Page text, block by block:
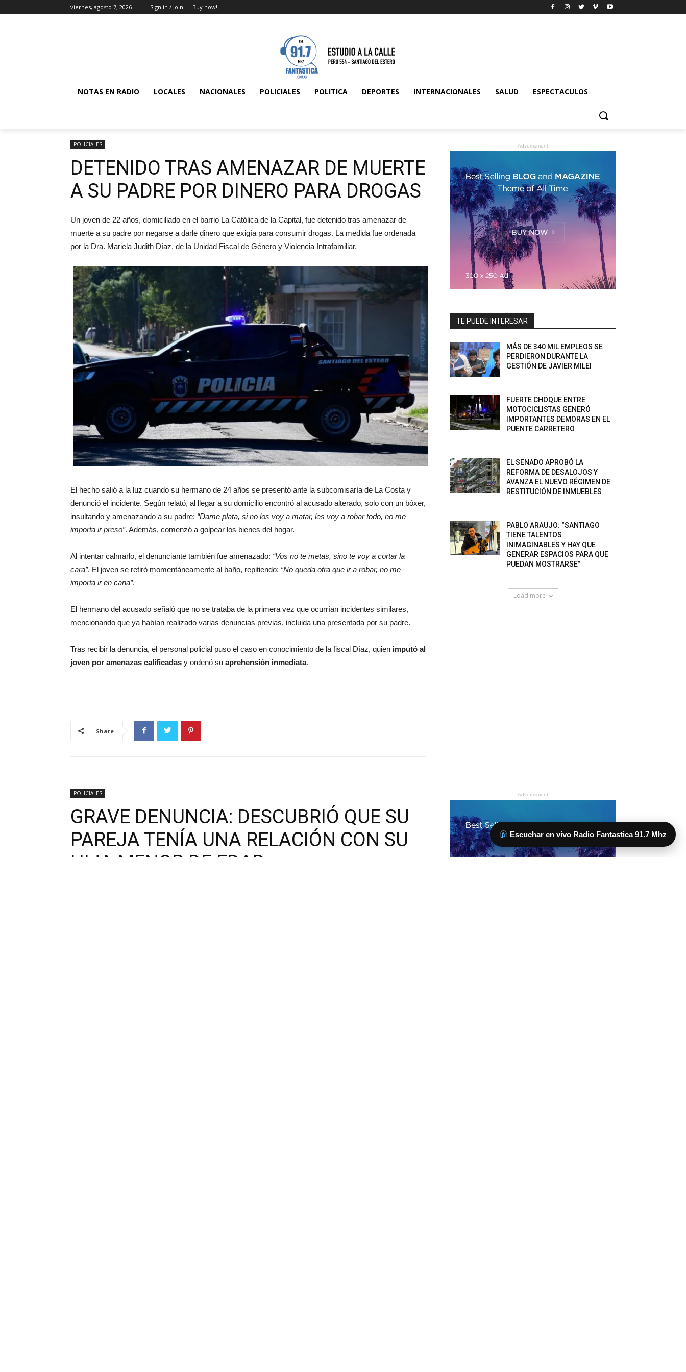
Escuchar en vivo Radio Fantastica 91.7 Mhz
viernes, agosto 7, 2026 Sign in / Join Buy now!
NOTAS EN RADIO LOCALES NACIONALES POLICIALES POLITICA DEPORTES INTERNACIONALES SALUD ESPECTACULOS
POLICIALES
DETENIDO TRAS AMENAZAR DE MUERTE
A SU PADRE POR DINERO PARA DROGAS
Un joven de 22 años, domiciliado en el barrio La Católica de la Capital, fue detenido tras amenazar de
muerte a su padre por negarse a darle dinero que exigía para consumir drogas. La medida fue ordenada
por la Dra. Mariela Judith Díaz, de la Unidad Fiscal de Género y Violencia Intrafamiliar.
El hecho salió a la luz cuando su hermano de 24 años se presentó ante la subcomisaría de La Costa y
denunció el incidente. Según relató, al llegar a su domicilio encontró al acusado alterado, solo con un bóxer,
insultando y amenazando a su padre: “Dame plata, si no los voy a matar, les voy a robar todo, no me
importa ir preso”. Además, comenzó a golpear los bienes del hogar.
Al intentar calmarlo, el denunciante también fue amenazado: “Vos no te metas, sino te voy a cortar la
cara”. El joven se retiró momentáneamente al baño, repitiendo: “No queda otra que ir a robar, no me
importa ir en cana”.
El hermano del acusado señaló que no se trataba de la primera vez que ocurrían incidentes similares,
mencionando que ya habían realizado varias denuncias previas, incluida una presentada por su padre.
Tras recibir la denuncia, el personal policial puso el caso en conocimiento de la fiscal Díaz, quien imputó al
joven por amenazas calificadas y ordenó su aprehensión inmediata.
Share
- Advertisment -
TE PUEDE INTERESAR
MÁS DE 340 MIL EMPLEOS SE
PERDIERON DURANTE LA
GESTIÓN DE JAVIER MILEI
FUERTE CHOQUE ENTRE
MOTOCICLISTAS GENERÓ
IMPORTANTES DEMORAS EN EL
PUENTE CARRETERO
EL SENADO APROBÓ LA
REFORMA DE DESALOJOS Y
AVANZA EL NUEVO RÉGIMEN DE
RESTITUCIÓN DE INMUEBLES
PABLO ARAUJO: “SANTIAGO
TIENE TALENTOS
INIMAGINABLES Y HAY QUE
GENERAR ESPACIOS PARA QUE
PUEDAN MOSTRARSE”
Load more